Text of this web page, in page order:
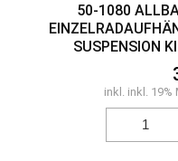
50-1080
SUSPENSION
inkl. inkl. 19%